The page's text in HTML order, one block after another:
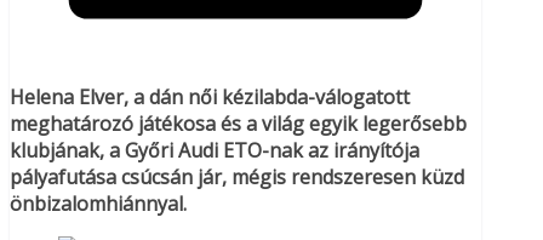
Helena Elver, a dán női kézilabda-válogatott
meghatározó játékosa és a világ egyik legerősebb
klubjának, a Győri Audi ETO-nak az irányítója
pályafutása csúcsán jár, mégis rendszeresen küzd
önbizalomhiánnyal.